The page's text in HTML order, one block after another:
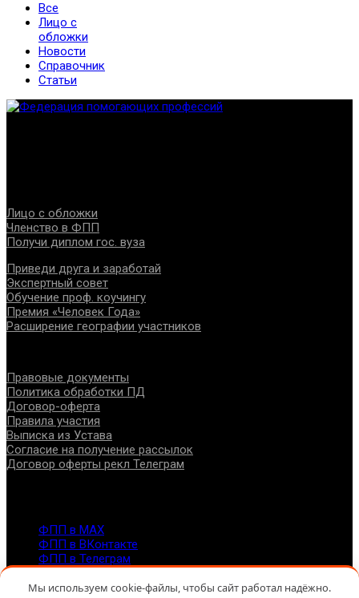
Все
Лицо с
обложки
Новости
Справочник
Статьи
Лицо с обложки
Членство в ФПП
Получи диплом гос. вуза
Приведи друга и заработай
Экспертный совет
Обучение проф. коучингу
Премия «Человек Года»
Расширение географии участников
Правовые документы
Политика обработки ПД
Договор-оферта
Правила участия
Выписка из Устава
Согласие на получение рассылок
Договор оферты рекл Телеграм
ФПП в МАХ
ФПП в ВКонтакте
ФПП в Телеграм
7-495-127-10-45
Мы используем cookie-файлы, чтобы сайт работал надёжно.